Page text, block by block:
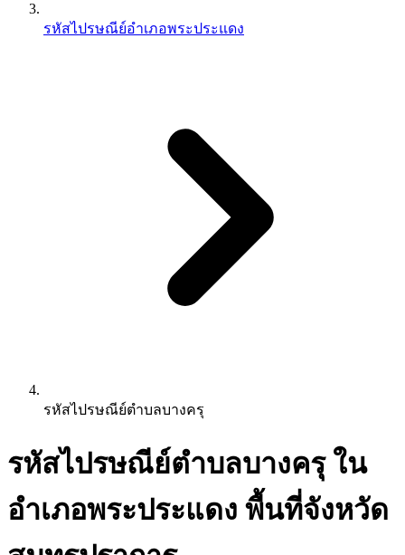
รหัสไปรษณีย์อำเภอพระประแดง
รหัสไปรษณีย์ตำบลบางครุ
รหัสไปรษณีย์ตำบลบางครุ ใน
อำเภอพระประแดง พื้นที่จังหวัด